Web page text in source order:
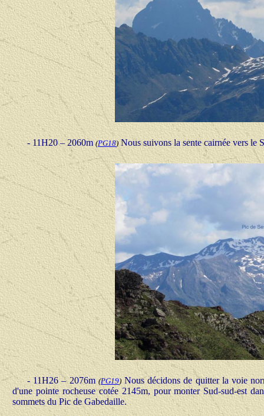
- 11H20 – 2060m(PG18) Nous suivons la sente cairnée vers le
- 11H26 – 2076m (PG19) Nous décidons de quitter la voie
d'une pointe rocheuse cotée 2145m, pour monter Sud-sud-est
sommets du Pic de Gabedaille.